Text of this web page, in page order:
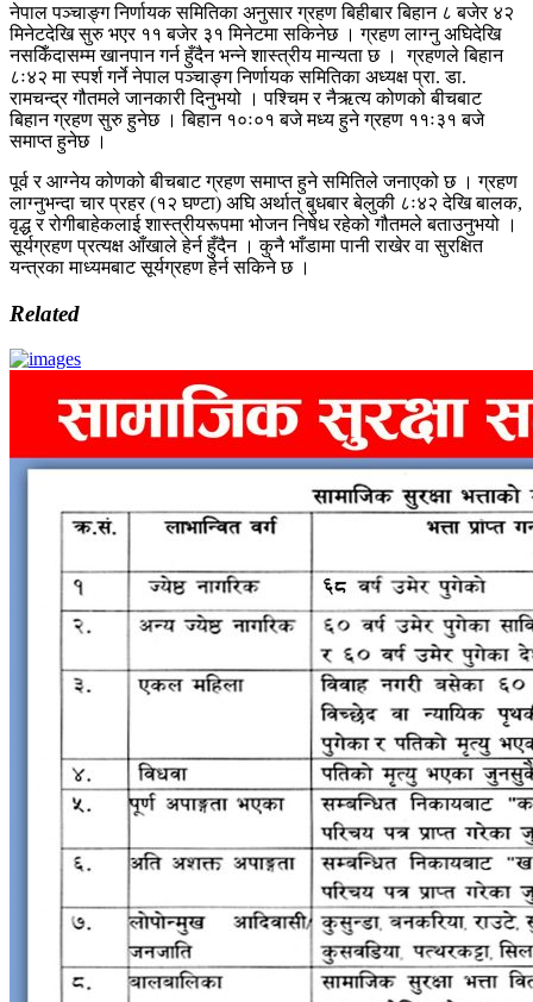
नेपाल पञ्चाङ्ग निर्णायक समितिका अनुसार ग्रहण बिहीबार बिहान ८ बजेर ४२
मिनेटदेखि सुरु भएर ११ बजेर ३१ मिनेटमा सकिनेछ । ग्रहण लाग्नु अघिदेखि
नसकिँदासम्म खानपान गर्न हुँदैन भन्ने शास्त्रीय मान्यता छ । ग्रहणले बिहान
८ः४२ मा स्पर्श गर्ने नेपाल पञ्चाङ्ग निर्णायक समितिका अध्यक्ष प्रा. डा.
रामचन्द्र गौतमले जानकारी दिनुभयो । पश्चिम र नैऋत्य कोणको बीचबाट
बिहान ग्रहण सुरु हुनेछ । बिहान १०ः०१ बजे मध्य हुने ग्रहण ११ः३१ बजे
समाप्त हुनेछ ।
पूर्व र आग्नेय कोणको बीचबाट ग्रहण समाप्त हुने समितिले जनाएको छ । ग्रहण
लाग्नुभन्दा चार प्रहर (१२ घण्टा) अघि अर्थात् बुधबार बेलुकी ८ः४२ देखि बालक,
वृद्ध र रोगीबाहेकलाई शास्त्रीयरूपमा भोजन निषेध रहेको गौतमले बताउनुभयो ।
सूर्यग्रहण प्रत्यक्ष आँखाले हेर्न हुँदैन । कुनै भाँडामा पानी राखेर वा सुरक्षित
यन्त्रका माध्यमबाट सूर्यग्रहण हेर्न सकिने छ ।
Related